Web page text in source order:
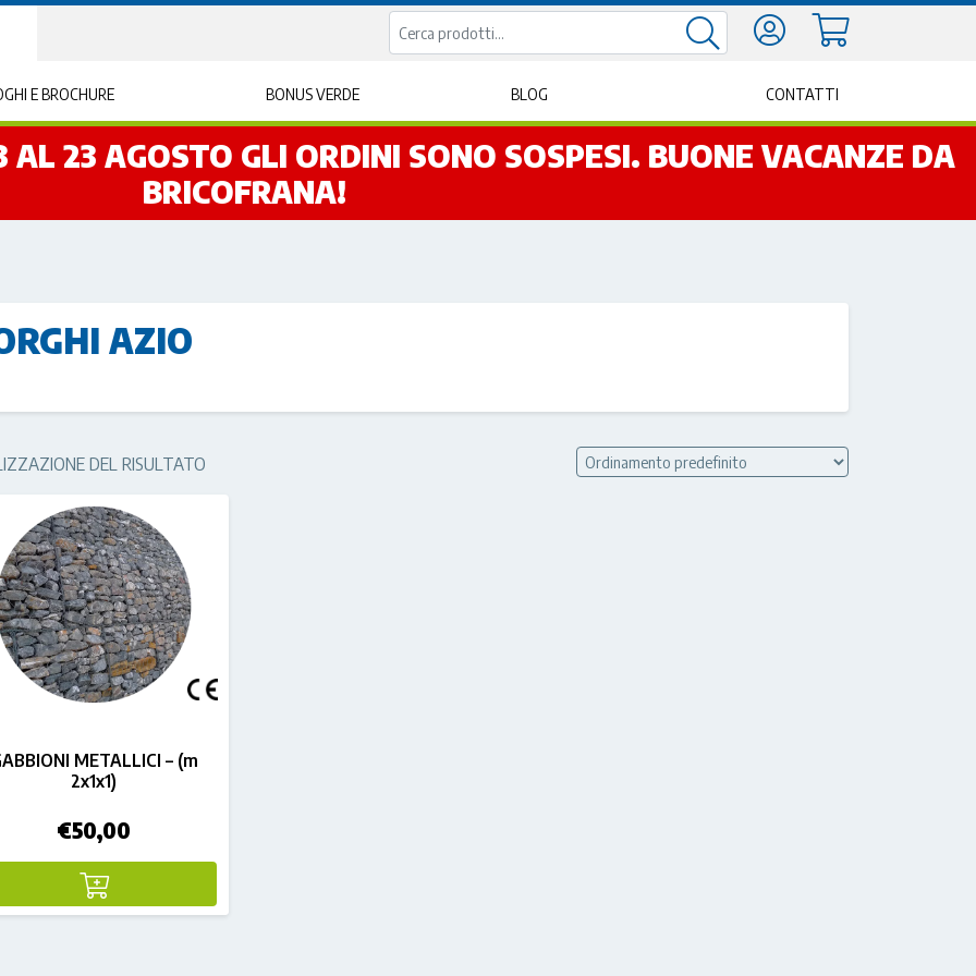
E BROCHURE BONUS VERDE BLOG CONTATTI
23 AGOSTO GLI ORDINI SONO SOSPESI. BUONE VACANZE DA
BRICOFRANA!
AZIO
DEL RISULTATO
METALLICI – (m
2x1x1)
€50,00